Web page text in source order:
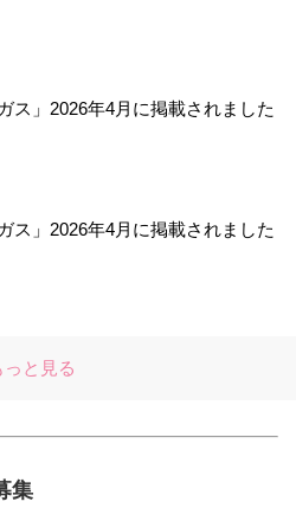
ス」2026年4月に掲載されました
ス」2026年4月に掲載されました
っと見る
集